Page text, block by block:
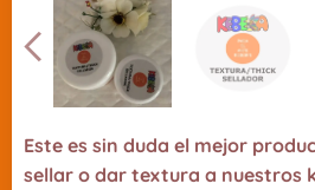
Este es sin duda el mejor
sellar o dar textura a nuestros